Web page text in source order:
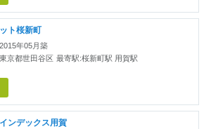
ト桜新町
年05月築
京都世田谷区 最寄駅:桜新町駅 用賀駅
ンデックス用賀